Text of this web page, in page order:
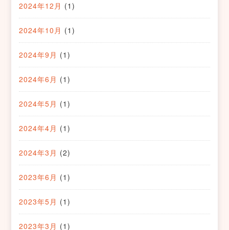
2024年12月 (1)
2024年10月 (1)
2024年9月 (1)
2024年6月 (1)
2024年5月 (1)
2024年4月 (1)
2024年3月 (2)
2023年6月 (1)
2023年5月 (1)
2023年3月 (1)